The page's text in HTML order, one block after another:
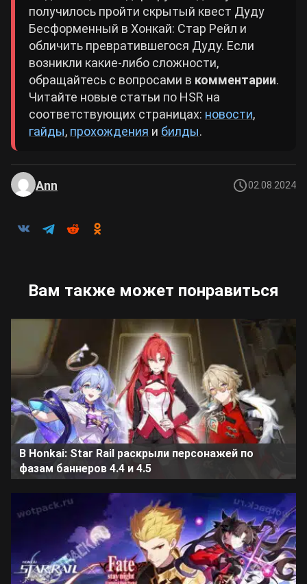
получилось пройти скрытый квест Дуду
Бесформенный в Хонкай: Стар Рейл и
обличить превратившегося Дуду. Если
возникли какие-либо сложности,
обращайтесь с вопросами в комментарии.
Читайте новые статьи по HSR на
соответствующих страницах: новости,
гайды, прохождения и билды.
Ann 02.08.2024
Вам также может понравиться
В Honkai: Star Rail раскрыли персонажей по
фазам баннеров 4.4 и 4.5